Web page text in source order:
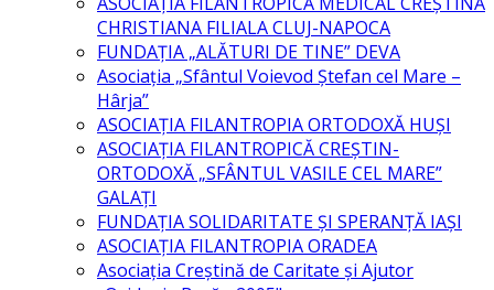
CHRISTIANA FILIALA CLUJ-NAPOCA
FUNDAȚIA „ALĂTURI DE TINE” DEVA
Asociația „Sfântul Voievod Ștefan cel Mare –
Hârja”
ASOCIAȚIA FILANTROPIA ORTODOXĂ HUȘI
ASOCIAŢIA FILANTROPICĂ CREŞTIN-
ORTODOXĂ „SFÂNTUL VASILE CEL MARE”
GALAȚI
FUNDAȚIA SOLIDARITATE ȘI SPERANȚĂ IAȘI
ASOCIAŢIA FILANTROPIA ORADEA
Asociația Creștină de Caritate și Ajutor